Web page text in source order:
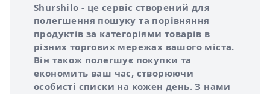
Про сервіс Shurshilo
Shurshilo - це сервіс створений для
полегшення пошуку та порівняння
продуктів за категоріями товарів в
різних торгових мережах вашого міста.
Він також полегшує покупки та
економить ваш час, створюючи
особисті списки на кожен день. З нами